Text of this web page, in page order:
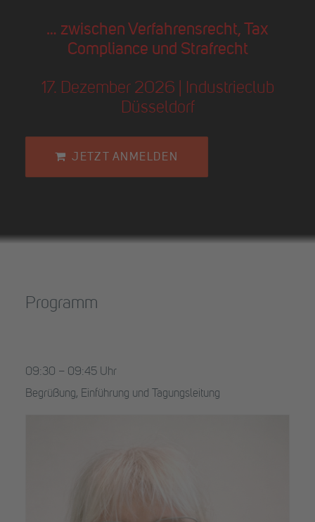
… zwischen Verfahrensrecht, Tax
Compliance und Strafrecht
17. Dezember 2026 | Industrieclub
Düsseldorf
JETZT ANMELDEN
Programm
09:30 – 09:45 Uhr
Begrüßung, Einführung und Tagungsleitung